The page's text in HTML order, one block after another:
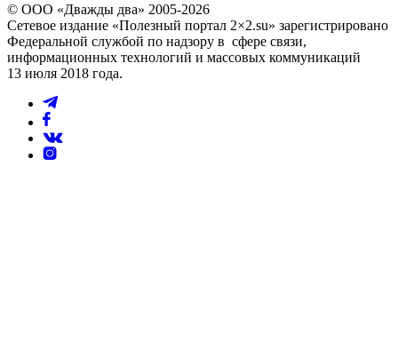
© ООО «Дважды два» 2005-2026
Сетевое издание «Полезный портал 2×2.su» зарегистрировано
Федеральной службой по надзору в сфере связи,
информационных технологий и массовых коммуникаций
13 июля 2018 года.